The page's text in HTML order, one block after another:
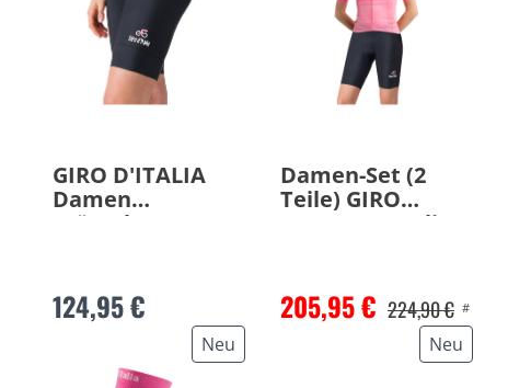
GIRO D'ITALIA
Damen
Trägerhose 2026
124,95 €
Damen-Set (2
Teile) GIRO
D'ITALIA Maglia
205,95 € 224,90 € #
Neu Neu